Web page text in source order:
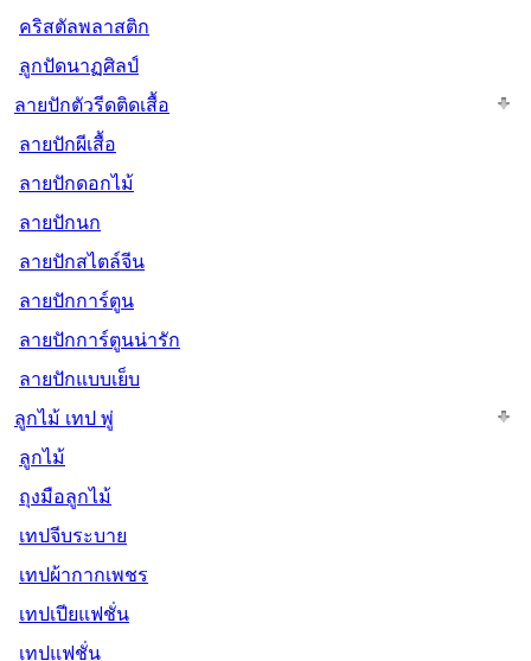
คริสตัลพลาสติก
ลูกปัดนาฏศิลป์
ลายปักตัวรีดติดเสื้อ
ลายปักผีเสื้อ
ลายปักดอกไม้
ลายปักนก
ลายปักสไตล์จีน
ลายปักการ์ตูน
ลายปักการ์ตูนน่ารัก
ลายปักแบบเย็บ
ลูกไม้ เทป พู่
ลูกไม้
ถุงมือลูกไม้
เทปจีบระบาย
เทปผ้ากากเพชร
เทปเปียแฟชั่น
เทปแฟชั่น